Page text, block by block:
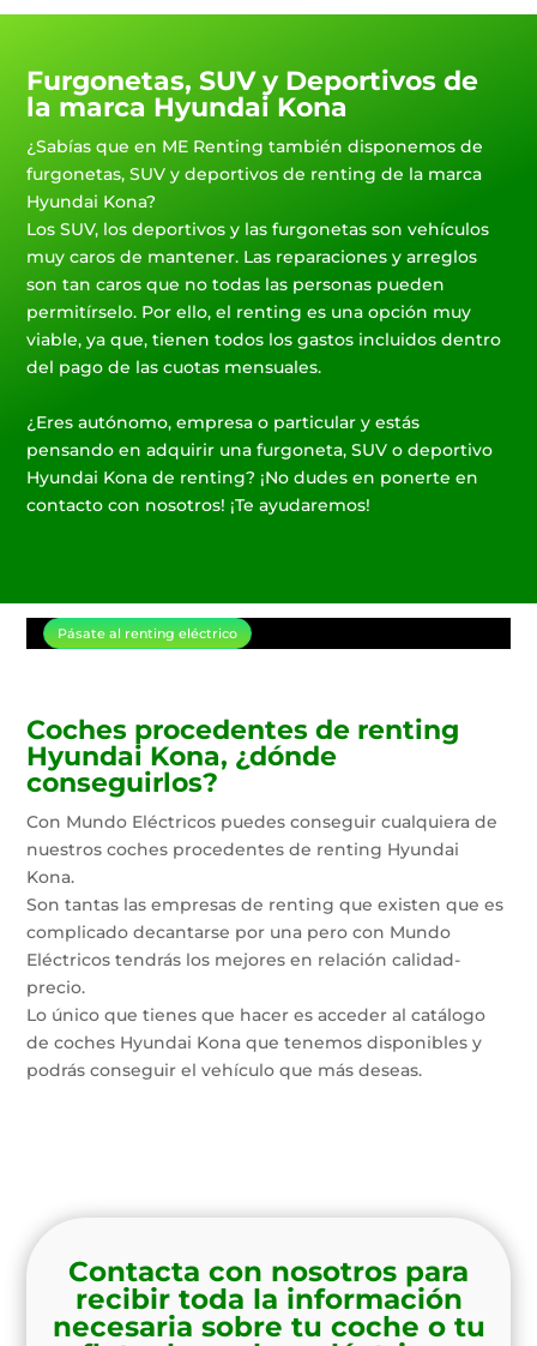
Furgonetas, SUV y Deportivos de
la marca Hyundai Kona
¿Sabías que en ME Renting también disponemos de
furgonetas, SUV y deportivos de renting de la marca
Hyundai Kona?
Los SUV, los deportivos y las furgonetas son vehículos
muy caros de mantener. Las reparaciones y arreglos
son tan caros que no todas las personas pueden
permitírselo. Por ello, el renting es una opción muy
viable, ya que, tienen todos los gastos incluidos dentro
del pago de las cuotas mensuales.
¿Eres autónomo, empresa o particular y estás
pensando en adquirir una furgoneta, SUV o deportivo
Hyundai Kona de renting? ¡No dudes en ponerte en
contacto con nosotros! ¡Te ayudaremos!
Pásate al renting eléctrico
Coches procedentes de renting
Hyundai Kona, ¿dónde
conseguirlos?
Con Mundo Eléctricos puedes conseguir cualquiera de
nuestros coches procedentes de renting Hyundai
Kona.
Son tantas las empresas de renting que existen que es
complicado decantarse por una pero con Mundo
Eléctricos tendrás los mejores en relación calidad-
precio.
Lo único que tienes que hacer es acceder al catálogo
de coches Hyundai Kona que tenemos disponibles y
podrás conseguir el vehículo que más deseas.
Contacta con nosotros para
recibir toda la información
necesaria sobre tu coche o tu